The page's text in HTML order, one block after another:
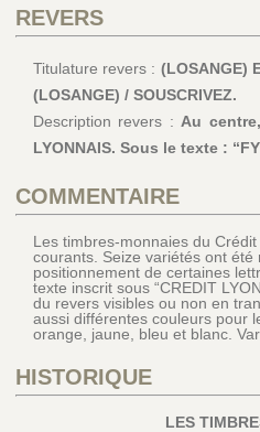
REVERS
Titulature revers : (LOSANGE)
(LOSANGE) / SOUSCRIVEZ.
Description revers : Au
LYONNAIS. Sous le texte :
COMMENTAIRE
Les timbres-monnaies du
courants. Seize variétés ont
positionnement de certaines
texte inscrit sous “CREDIT
du revers visibles ou non en
aussi différentes couleurs pour
orange, jaune, bleu et blanc.
HISTORIQUE
LES